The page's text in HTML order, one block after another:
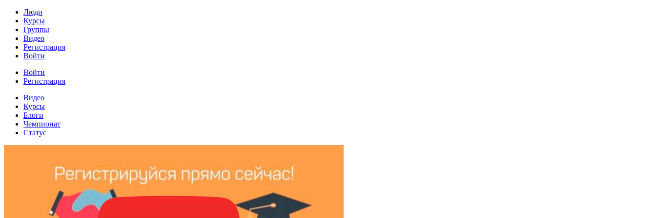
Люди
Курсы
Группы
Видео
Регистрация
Войти
Войти
Регистрация
Видео
Курсы
Блоги
Чемпионат
Статус